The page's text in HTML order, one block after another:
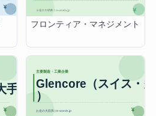
フロンティア・マネジメント